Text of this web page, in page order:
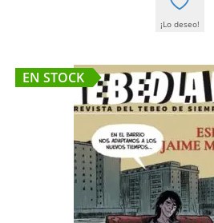
¡Lo deseo!
EN STOCK